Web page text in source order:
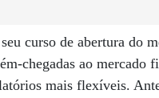
curso de abertura do
chegadas ao
mais flexíveis.